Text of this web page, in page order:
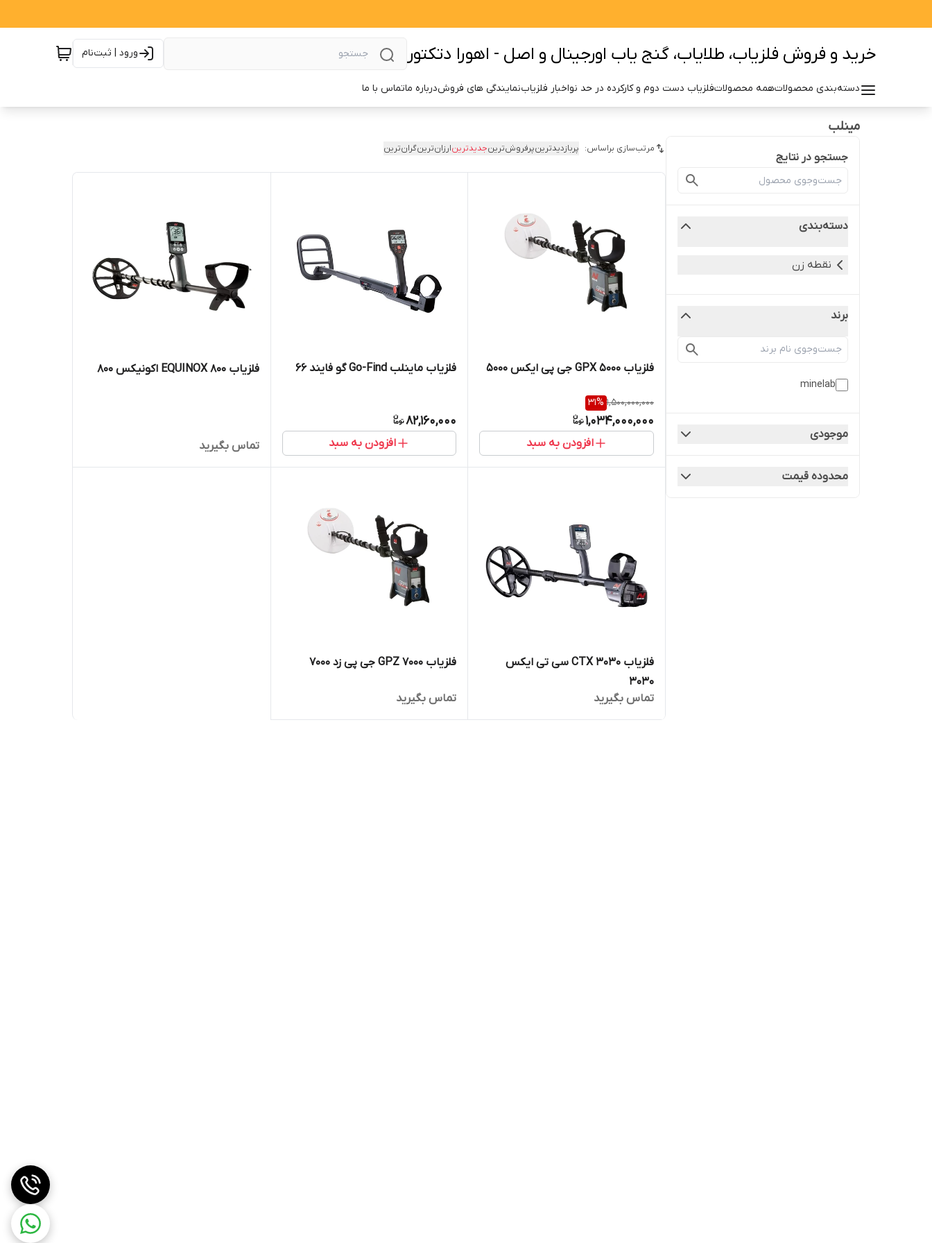
خرید و فروش فلزیاب، طلایاب، گنج یاب اورجینال و اصل - اهورا دتکتور ورود | ثبت‌نام
دسته‌بندی محصولاتهمه محصولاتفلزیاب دست دوم و کارکرده در حد نواخبار فلزیابنمایندگی های فروشدرباره ماتماس با ما
مینلب
جستجو در نتایج
دسته‌بندی
نقطه زن
برند
minelab
موجودی
محدوده قیمت
مرتب‌سازی براساس: پربازدیدترینپرفروش‌ترینجدیدترینارزان‌ترینگران‌ترین
فلزیاب GPX 5000 جی پی ایکس 5000
1,500,000,000
31%
1,034,000,000
افزودن به سبد
فلزیاب ماینلب Go-Find گو فایند 66
82,160,000
افزودن به سبد
فلزیاب EQUINOX 800 اکونیکس 800
تماس بگیرید
فلزیاب CTX 3030 سی تی ایکس
3030
تماس بگیرید
فلزیاب GPZ 7000 جی پی زد ۷۰۰۰
تماس بگیرید